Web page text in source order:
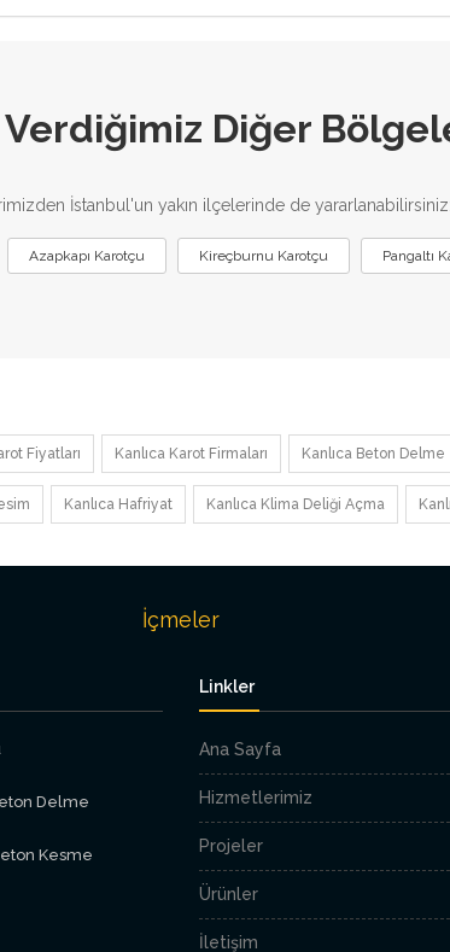
Diğer
İstanbul'un yakın ilçelerinde de yararlanabilirsiniz:
Azapkapı Karotçu Kireçburnu Karotçu Pangaltı
Fiyatları Kanlıca Karot Firmaları Kanlıca Beton Delme
Kanlıca Hafriyat Kanlıca Klima Deliği Açma
İçmeler
Delme
Kesme
Linkler
Ana Sayfa
Hizmetlerimiz
Projeler
Ürünler
İletişim